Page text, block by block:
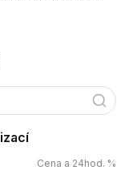
Cena a 24hod. %